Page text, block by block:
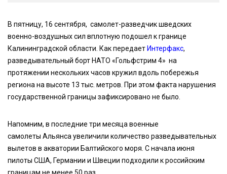
В пятницу, 16 сентября, самолет-разведчик шведских
военно-воздушных сил вплотную подошел к границе
Калининградской области. Как передаетИнтерфакс,
разведывательный борт НАТО «Гольфстрим 4» на
протяжении нескольких часов кружил вдоль побережья
региона на высоте 13 тыс. метров. При этом факта нарушения
государственной границы зафиксировано не было.
Напомним, в последние три месяца военные
самолеты Альянса увеличили количество разведывательных
вылетов в акватории Балтийского моря. С начала июня
пилоты США, Германии и Швеции подходили к российским
границам не менее 50 раз.